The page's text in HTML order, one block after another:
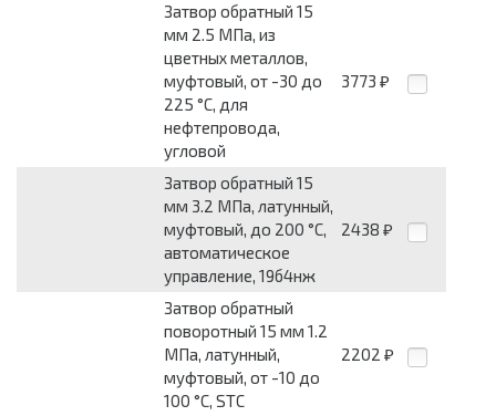
Затвор обратный 15
мм 2.5 МПа, из
цветных металлов,
муфтовый, от -30 до
225 °С, для
нефтепровода,
угловой
3773 ₽
Затвор обратный 15
мм 3.2 МПа, латунный,
муфтовый, до 200 °С,
автоматическое
управление, 19б4нж
2438 ₽
Затвор обратный
поворотный 15 мм 1.2
МПа, латунный,
муфтовый, от -10 до
100 °С, STC
2202 ₽